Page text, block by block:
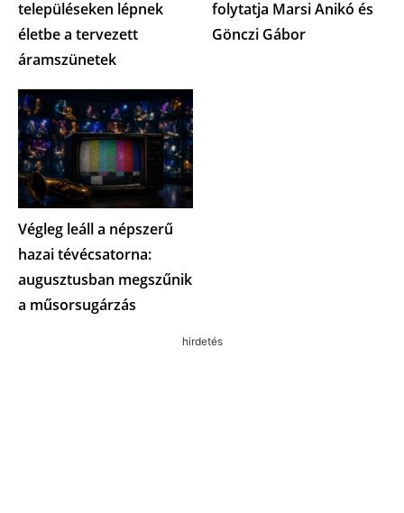
településeken lépnek
életbe a tervezett
áramszünetek
folytatja Marsi Anikó és
Gönczi Gábor
Végleg leáll a népszerű
hazai tévécsatorna:
augusztusban megszűnik
a műsorsugárzás
hirdetés